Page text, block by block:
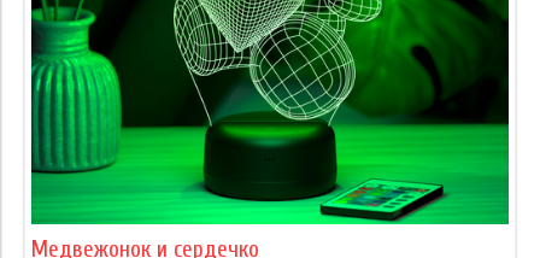
Медвежонок и сердечко